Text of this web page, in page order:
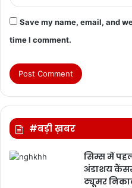
Save my name, email, and
time I comment.
#बड़ी ख़बर
सिम्स में
अंडाशय
ट्यूमर